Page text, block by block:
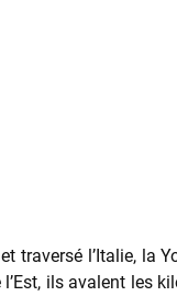
traversé l’Italie, la
l’Est, ils avalent les